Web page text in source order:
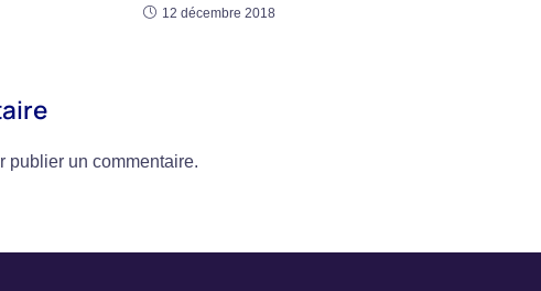
12 décembre 2018
publier un commentaire.